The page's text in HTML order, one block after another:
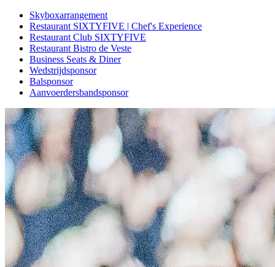
Skyboxarrangement
Restaurant SIXTYFIVE | Chef's Experience
Restaurant Club SIXTYFIVE
Restaurant Bistro de Veste
Business Seats & Diner
Wedstrijdsponsor
Balsponsor
Aanvoerdersbandsponsor